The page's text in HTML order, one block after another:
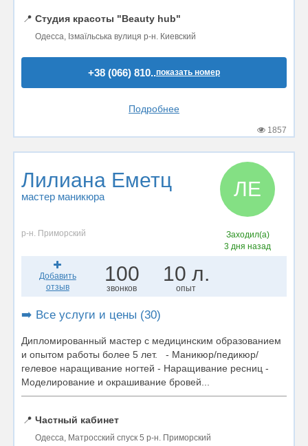
📍 Студия красоты "Beauty hub"
Одесса, Ізмаїльська вулиця р-н. Киевский
+38 (066) 810..показать номер
Подробнее
1857
Лилиана Еметц
мастер маникюра ЛЕ
р-н. Приморский
Заходил(а)
3 дня назад
Добавить
отзыв
100
звонков
10 л.
опыт
➡️ Все услуги и цены (30)
Дипломированный мастер с медицинским образованием
и опытом работы более 5 лет. - Маникюр/педикюр/
гелевое наращивание ногтей - Наращивание ресниц -
Моделирование и окрашивание бровей...
📍 Частный кабинет
Одесса, Матросский спуск 5 р-н. Приморский